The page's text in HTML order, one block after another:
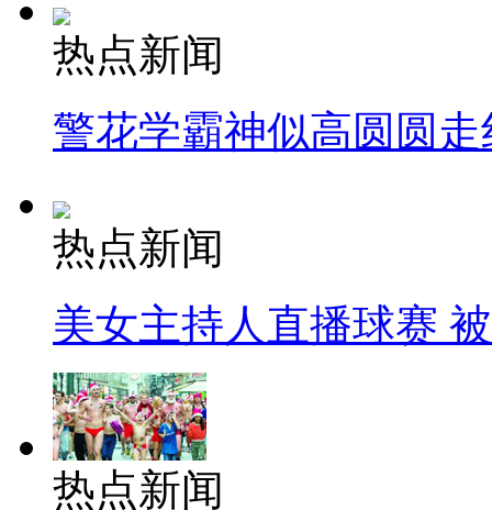
热点新闻
警花学霸神似高圆圆走
热点新闻
美女主持人直播球赛
热点新闻